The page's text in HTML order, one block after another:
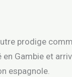
prodige
en Gambie et
espagnole.